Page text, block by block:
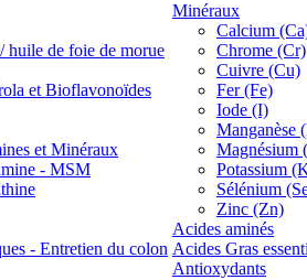
de foie de morue
et Bioflavonoïdes
et Minéraux
- MSM
- Entretien du colon
Minéraux
Calcium
Chrome (Cr)
Cuivre (Cu)
Fer (Fe)
Iode (I)
Manganèse
Magnésium
Potassium
Sélénium
Zinc (Zn)
Acides aminés
Acides Gras
Antioxydants